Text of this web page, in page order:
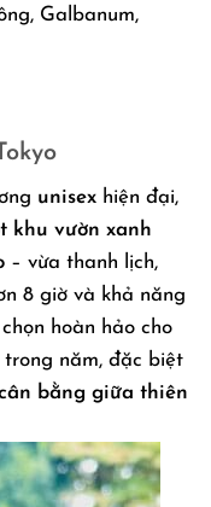
Galbanum,
unisex hiện đại,
khu vườn xanh
– vừa thanh lịch,
8 giờ và khả năng
hoàn hảo cho
năm, đặc biệt
bằng giữa thiên